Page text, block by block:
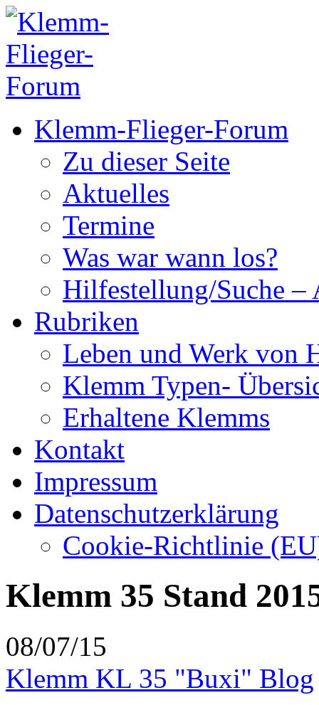
Klemm-Flieger-Forum
Zu dieser Seite
Aktuelles
Termine
Was war wann los?
Hilfestellung/Suche –
Rubriken
Leben und Werk von
Klemm Typen-
Erhaltene Klemms
Kontakt
Impressum
Datenschutzerklärung
Cookie-Richtlinie
Klemm 35 Stand
08/07/15
Klemm KL 35 "Buxi" Blog